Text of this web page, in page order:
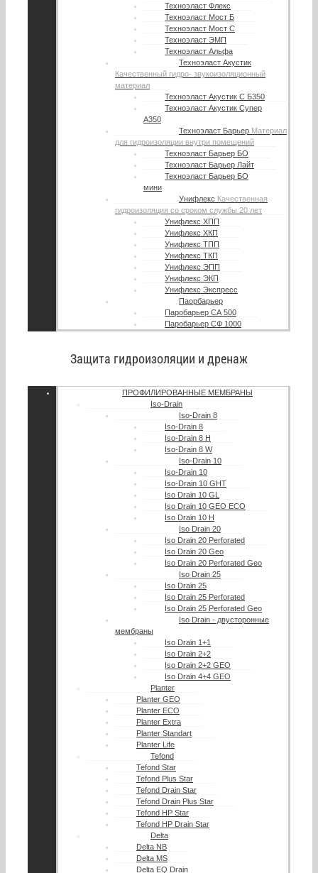
Техноэласт Флекс
Техноэласт Мост Б
Техноэласт Мост С
Техноэласт ЭМП
Техноэласт Альфа
Техноэласт Акустик
Качественный гидро- звукоизоляционный
материал
Техноэласт Акустик С Б350
Техноэласт Акустик Супер
А350
Техноэласт Барьер Материал
для гидроизоляции внутри помещений
Техноэласт Барьер БО
Техноэласт Барьер Лайт
Техноэласт Барьер БО
мини
Унифлекс Качественная
гидроизоляция со сроком службы 20 лет
Унифлекс ХПП
Унифлекс ХКП
Унифлекс ТПП
Унифлекс ТКП
Унифлекс ЭПП
Унифлекс ЭКП
Унифлекс Экспресс
Паорбарьер
Паробарьер СА 500
Паробарьер СФ 1000
Защита гидроизоляции и дренаж
ПРОФИЛИРОВАННЫЕ МЕМБРАНЫ
Iso-Drain
Iso-Drain 8
Iso-Drain 8
Iso-Drain 8 Н
Iso-Drain 8 W
Iso-Drain 10
Iso-Drain 10
Iso-Drain 10 GHT
Iso Drain 10 GL
Iso Drain 10 GEO ECO
Iso Drain 10 H
Iso Drain 20
Iso Drain 20 Perforated
Iso Drain 20 Geo
Iso Drain 20 Perforated Geo
Iso Drain 25
Iso Drain 25
Iso Drain 25 Perforated
Iso Drain 25 Perforated Geo
Iso Drain - двусторонные
мембраны
Iso Drain 1+1
Iso Drain 2+2
Iso Drain 2+2 GEO
Iso Drain 4+4 GEO
Planter
Planter GEO
Planter ECO
Planter Extra
Planter Standart
Planter Life
Tefond
Tefond Star
Tefond Plus Star
Tefond Drain Star
Tefond Drain Plus Star
Tefond HP Star
Tefond HP Drain Star
Delta
Delta NB
Delta MS
Delta EQ Drain